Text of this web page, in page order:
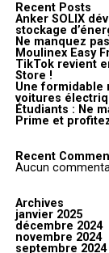
Recent Posts
Anker SOLIX
stockage
Ne manquez
Moulinex Easy
TikTok revient
Store !
Une formidable
voitures
Étudiants : Ne
Prime et
Recent
Aucun
Archives
janvier 2025
décembre 2024
novembre 2024
septembre 2024